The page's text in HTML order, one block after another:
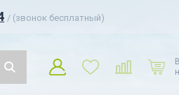
/ (звонок бесплатный)